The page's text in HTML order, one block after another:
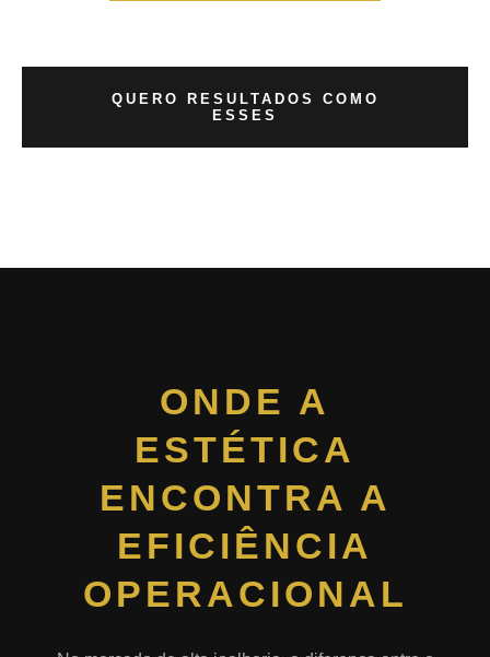
QUERO RESULTADOS COMO
ESSES
ONDE A
ESTÉTICA
ENCONTRA A
EFICIÊNCIA
OPERACIONAL